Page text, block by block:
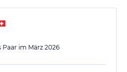
eine erstklassige und vielfältige
Paar im März 2026